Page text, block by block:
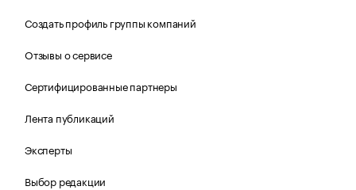
Создать профиль группы компаний
Отзывы о сервисе
Сертифицированные партнеры
Лента публикаций
Эксперты
Выбор редакции